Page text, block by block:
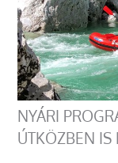
NYÁRI
ÚTKÖZBEN IS